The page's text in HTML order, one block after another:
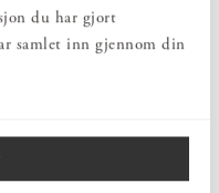
du har gjort
samlet inn gjennom din
de fungere som inspirasjon
en helt egen variant.
funksjonelt og